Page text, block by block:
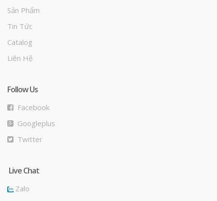
Sản Phẩm
Tin Tức
Catalog
Liên Hệ
Follow Us
Facebook
Googleplus
Twitter
Live Chat
Zalo